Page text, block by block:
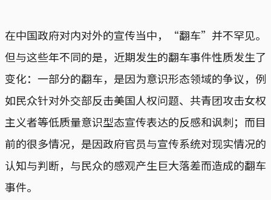
在中国政府对内对外的宣传当中，“翻车”并不罕见。
但与这些年不同的是，近期发生的翻车事件性质发生了
变化：一部分的翻车，是因为意识形态领域的争议，例
如民众针对外交部反击美国人权问题、共青团攻击女权
主义者等低质量意识型态宣传表达的反感和讽刺；而目
前的很多情况，是因政府官员与宣传系统对现实情况的
认知与判断，与民众的感观产生巨大落差而造成的翻车
事件。